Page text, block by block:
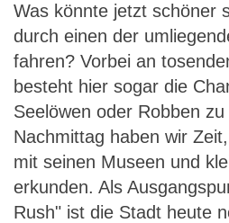
Was könnte jetzt schöner
durch einen der
fahren? Vorbei an
besteht hier sogar die
Seelöwen oder Robben
Nachmittag haben wir
mit seinen Museen und
erkunden. Als
Rush" ist die Stadt heute